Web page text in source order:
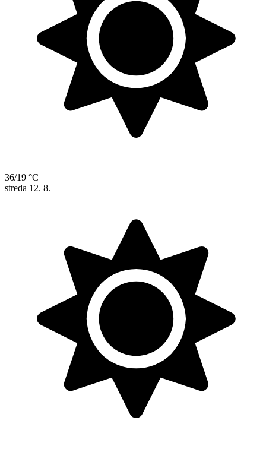
36/19 °C
streda 12. 8.